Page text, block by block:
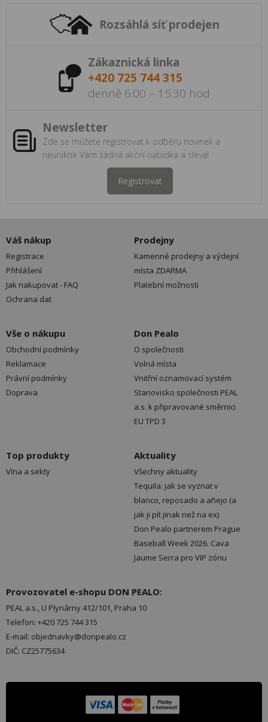
Rozsáhlá síť prodejen
Zákaznická linka
+420 725 744 315
denně 6:00 – 15:30 hod
Newsletter
Zde se můžete registrovat k odběru novinek a
neunikne Vám žádná akční nabídka a sleva!
Registrovat
Váš nákup
Registrace
Přihlášení
Jak nakupovat - FAQ
Ochrana dat
Prodejny
Kamenné prodejny a výdejní
místa ZDARMA
Platební možnosti
Vše o nákupu
Obchodní podmínky
Reklamace
Právní podmínky
Doprava
Don Pealo
O společnosti
Volná místa
Vnitřní oznamovací systém
Stanovisko společnosti PEAL
a.s. k připravované směrnici
EU TPD 3
Top produkty
Vína a sekty
Aktuality
Všechny aktuality
Tequila: jak se vyznat v
blanco, reposado a añejo (a
jak ji pít jinak než na ex)
Don Pealo partnerem Prague
Baseball Week 2026. Cava
Jaume Serra pro VIP zónu
Provozovatel e-shopu DON PEALO:
PEAL a.s., U Plynárny 412/101, Praha 10
Telefon: +420 725 744 315
E-mail: objednavky@donpealo.cz
DIČ: CZ25775634